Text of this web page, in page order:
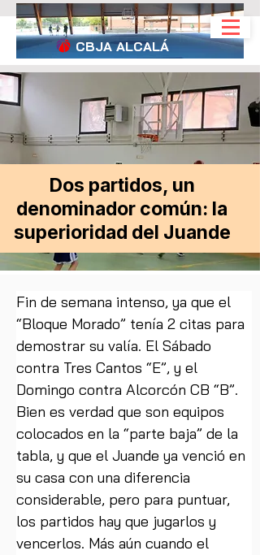
CBJA ALCALÁ
Dos partidos, un
denominador común: la
superioridad del Juande
Fin de semana intenso, ya que el
“Bloque Morado” tenía 2 citas para
demostrar su valía. El Sábado
contra Tres Cantos “E”, y el
Domingo contra Alcorcón CB “B”.
Bien es verdad que son equipos
colocados en la “parte baja” de la
tabla, y que el Juande ya venció en
su casa con una diferencia
considerable, pero para puntuar,
los partidos hay que jugarlos y
vencerlos. Más aún cuando el